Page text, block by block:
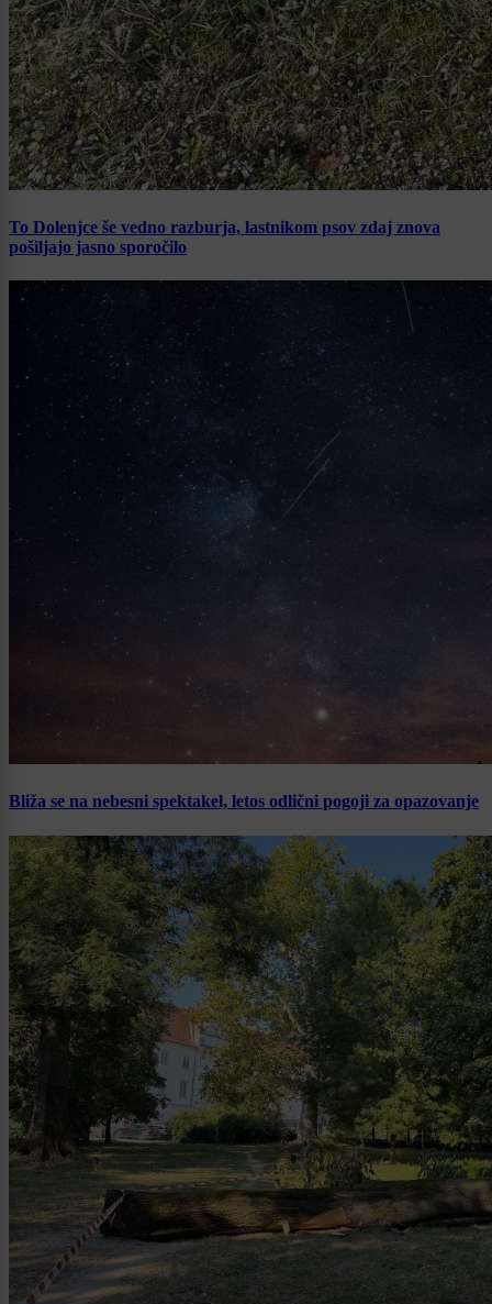
To Dolenjce še vedno razburja, lastnikom psov zdaj znova
pošiljajo jasno sporočilo
Bliža se na nebesni spektakel, letos odlični pogoji za opazovanje